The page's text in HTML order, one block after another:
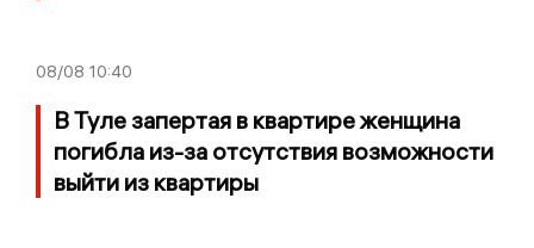
08/08 10:40
В Туле запертая в квартире женщина
погибла из-за отсутствия возможности
выйти из квартиры